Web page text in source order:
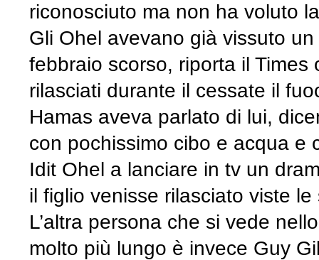
riconosciuto ma non ha voluto
Gli Ohel avevano già vissuto
febbraio scorso, riporta il
rilasciati durante il cessate il
Hamas aveva parlato di lui,
con pochissimo cibo e acqua e
Idit Ohel a lanciare in tv un
il figlio venisse rilasciato viste
L’altra persona che si vede
molto più lungo è invece Guy